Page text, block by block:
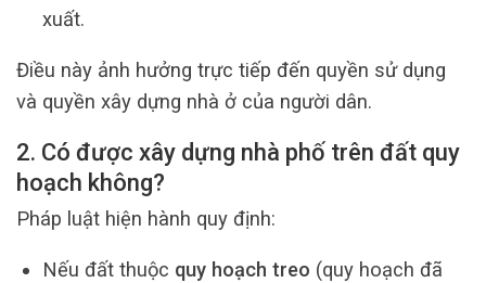
xuất.
Điều này ảnh hưởng trực tiếp đến quyền sử dụng
và quyền xây dựng nhà ở của người dân.
2. Có được xây dựng nhà phố trên đất quy
hoạch không?
Pháp luật hiện hành quy định:
Nếu đất thuộc quy hoạch treo (quy hoạch đã